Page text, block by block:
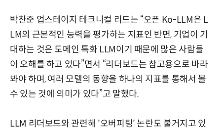
박찬준 업스테이지 테크니컬 리드는 “오픈 Ko-LLM은 L
LM의 근본적인 능력을 평가하는 지표인 반면, 기업이 기
대하는 것은 도메인 특화 LLM이기 때문에 많은 사람들
이 오해를 하고 있다”면서 “리더보드는 참고용으로 바라
봐야 하며, 여러 모델의 동향을 하나의 지표를 통해서 볼
수 있는 것에 의미가 있다”고 말했다.
LLM 리더보드와 관련해 '오버피팅' 논란도 불거지고 있